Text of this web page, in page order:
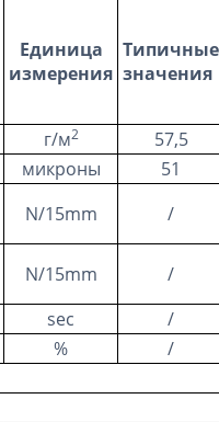
Единица
измерения
Типичные
значения
г/м2
57,5
микроны
51
N/15mm
/
N/15mm
/
sec
/
% /